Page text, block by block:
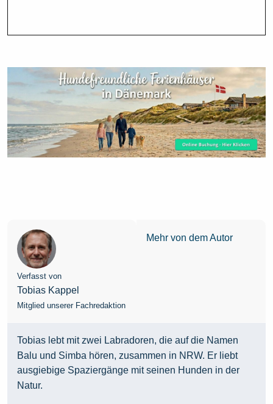
Verfasst von
Tobias Kappel
Mitglied unserer Fachredaktion
Mehr von dem Autor
Tobias lebt mit zwei Labradoren, die auf die Namen
Balu und Simba hören, zusammen in NRW. Er liebt
ausgiebige Spaziergänge mit seinen Hunden in der
Natur.